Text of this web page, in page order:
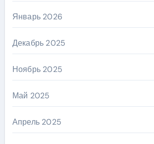
Январь 2026
Декабрь 2025
Ноябрь 2025
Май 2025
Апрель 2025